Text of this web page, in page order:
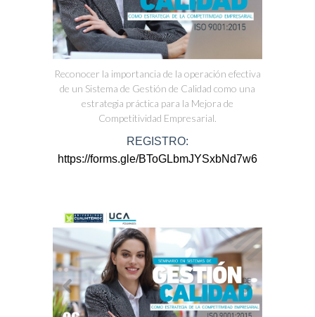
Reconocer la importancia de la operación efectiva
de un Sistema de Gestión de Calidad como una
estrategia práctica para la Mejora de
Competitividad Empresarial.
REGISTRO:
https://forms.gle/BToGLbmJYSxbNd7w6
Previous Next